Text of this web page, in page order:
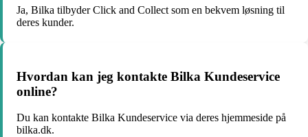
Ja, Bilka tilbyder Click and Collect som en bekvem løsning til
deres kunder.
Hvordan kan jeg kontakte Bilka Kundeservice
online?
Du kan kontakte Bilka Kundeservice via deres hjemmeside på
bilka.dk.